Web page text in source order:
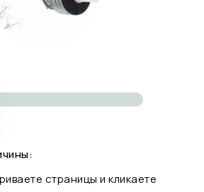
страницы и кликаете